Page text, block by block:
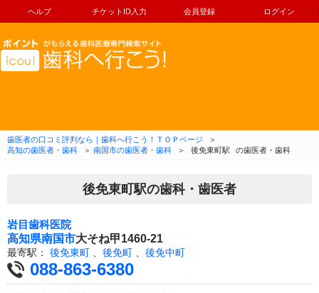
ヘルプ チケットID入力 会員登録 ログイン
コンテンツへ移動
歯医者の口コミ評判なら｜歯科へ行こう！ＴＯＰページ
＞
高知の歯医者・歯科
＞ 南国市の歯医者・歯科 ＞ 後免東町駅 の歯医者・歯科
後免東町駅の歯科・歯医者
岩目歯科医院
高知県南国市大そね甲1460-21
最寄駅： 後免東町 後免町 後免中町
088-863-6380